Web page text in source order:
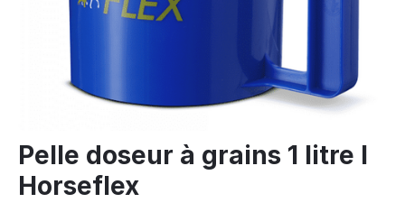
Pelle doseur à grains 1 litre I
Horseflex